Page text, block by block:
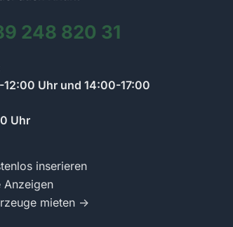
248 820 31
Uhr und 14:00-17:00
Uhr
inserieren
Anzeigen
mieten →
Anzeigenmarkt-Team
Sie uns Ihre Frage zum Anzeigenmarkt.